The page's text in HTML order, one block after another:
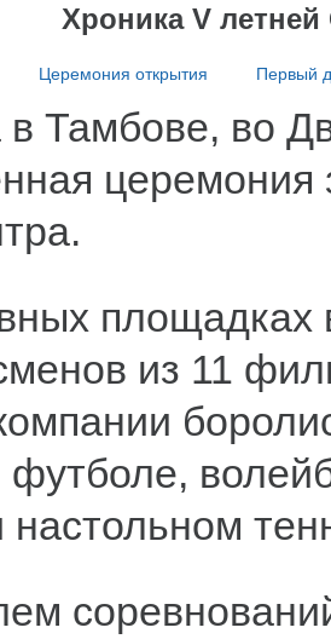
Хроника V
Церемония открытия Первый
в Тамбове, во
площадках
из 11
настольном